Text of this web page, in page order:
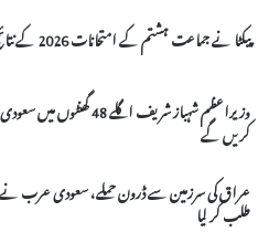
پیکٹا نے جماعت ہشتم کے امتحانات 2026 کے نتائج کا اعلان کر دیا
وزیراعظم شہباز شریف اگلے 48
کریں گے
عراق کی سرزمین سے ڈرون حملے، سعودی عرب نے
طلب کر لیا